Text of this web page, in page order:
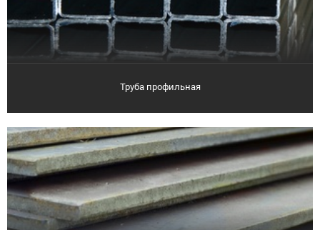
Труба профильная